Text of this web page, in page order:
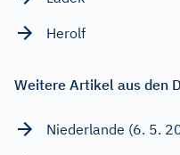
Herolf
Weitere Artikel aus den
Niederlande (6. 5.